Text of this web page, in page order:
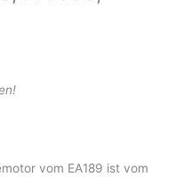
vom EA189 ist vom